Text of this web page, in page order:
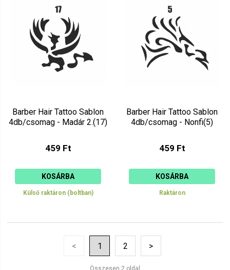
Barber Hair Tattoo Sablon
4db/csomag - Madár 2.(17)
459 Ft
KOSÁRBA
Külső raktáron (boltban)
Barber Hair Tattoo Sablon
4db/csomag - Nonfi(5)
459 Ft
KOSÁRBA
Raktáron
< 1 2 >
Összesen 2 oldal